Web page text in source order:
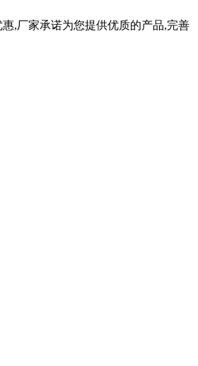
,厂家承诺为您提供优质的产品,完善